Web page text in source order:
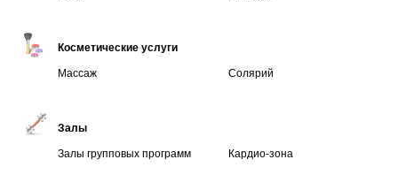
Косметические услуги
Массаж Солярий
Залы
Залы групповых программ Кардио-зона